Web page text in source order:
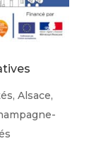
, Alsace,